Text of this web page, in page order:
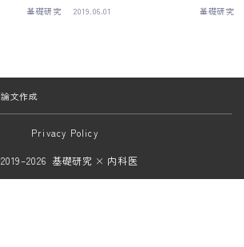
基礎研究 2019.06.01 基礎研究
論文作成
Privacy Policy
2019–2026 基礎研究 × 内科医